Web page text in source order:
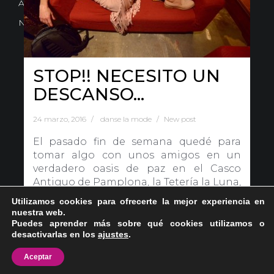
STOP!! NECESITO UN
DESCANSO…
24 marzo, 2016 danse la mode New post
El pasado fin de semana quedé para
tomar algo con unos amigos en un
verdadero oasis de paz en el Casco
Antiguo de Pamplona, la Tetería la Luna,
en la calle Curia, muy cerquita de[…]
Continuar leyendo …
Avd. Comercial 20 Barañain (Navarra)
Nota Legal·Privacidad·Política de Cookies
Utilizamos cookies para ofrecerte la mejor experiencia en
nuestra web.
Puedes aprender más sobre qué cookies utilizamos o
desactivarlas en los ajustes.
Aceptar